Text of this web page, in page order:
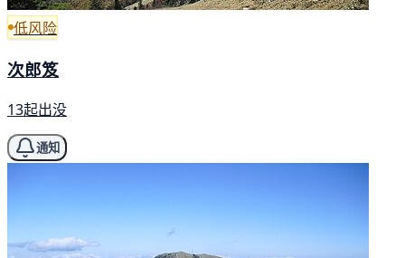
低风险
次郎笈
13起出没
通知